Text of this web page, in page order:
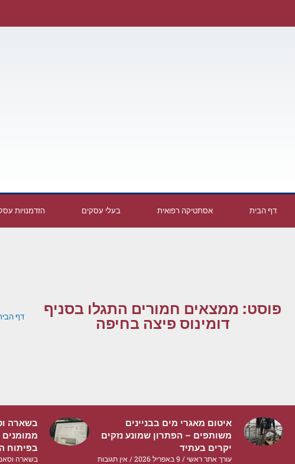
דף הבית אסתטיקה רפואית בעלי עסקים הזדמנויות
פוסט: ממצאים חמורים התגלו בסניף
דומינוס פיצה בחיפה
דף
איטום מאגרי מים בבניינים
משותפים – הפתרון שמונע נזקים
יקרים בעתיד
עורך אתר ראשי 9 באפריל 2026 אין תגובות
בשארה
ממומנים
בפיתוח
בשארה